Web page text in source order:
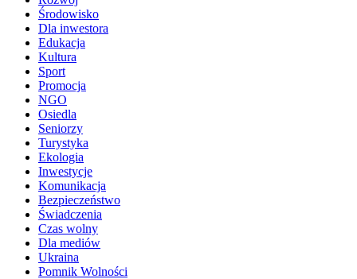
Środowisko
Dla inwestora
Edukacja
Kultura
Sport
Promocja
NGO
Osiedla
Seniorzy
Turystyka
Ekologia
Inwestycje
Komunikacja
Bezpieczeństwo
Świadczenia
Czas wolny
Dla mediów
Ukraina
Pomnik Wolności